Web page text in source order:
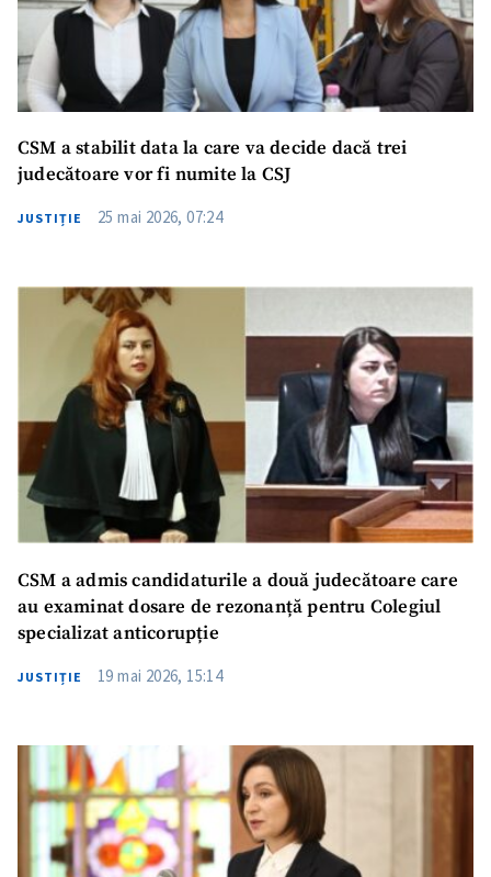
CSM a stabilit data la care va decide dacă trei
judecătoare vor fi numite la CSJ
JUSTIȚIE 25 mai 2026, 07:24
CSM a admis candidaturile a două judecătoare care
au examinat dosare de rezonanță pentru Colegiul
specializat anticorupție
JUSTIȚIE 19 mai 2026, 15:14